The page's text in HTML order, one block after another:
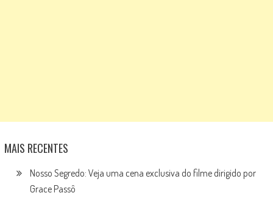
MAIS RECENTES
Nosso Segredo: Veja uma cena exclusiva do filme dirigido por
Grace Passô